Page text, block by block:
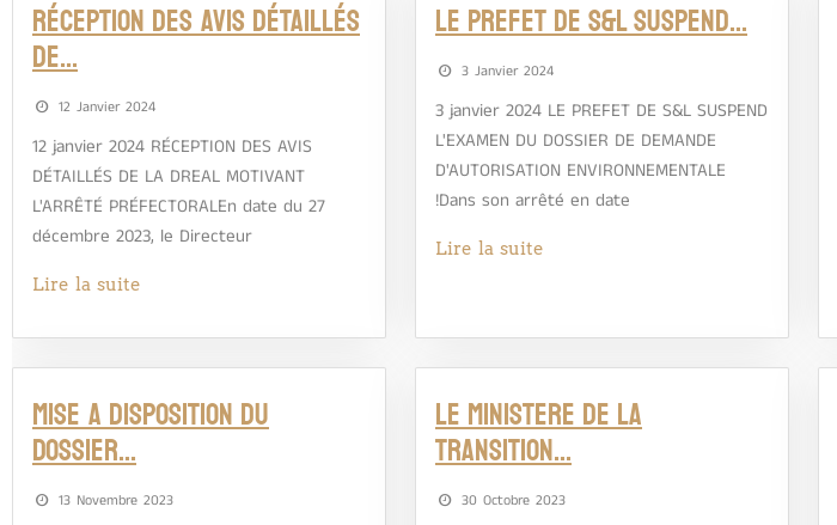
RÉCEPTION DES AVIS DÉTAILLÉS
DE…
12 Janvier 2024
12 janvier 2024 RÉCEPTION DES AVIS
DÉTAILLÉS DE LA DREAL MOTIVANT
L'ARRÊTÉ PRÉFECTORALEn date du 27
décembre 2023, le Directeur
Lire la suite
LE PREFET DE S&L SUSPEND…
3 Janvier 2024
3 janvier 2024 LE PREFET DE S&L SUSPEND
L'EXAMEN DU DOSSIER DE DEMANDE
D'AUTORISATION ENVIRONNEMENTALE
!Dans son arrêté en date
Lire la suite
MISE A DISPOSITION DU
DOSSIER…
13 Novembre 2023
LE MINISTERE DE LA
TRANSITION…
30 Octobre 2023